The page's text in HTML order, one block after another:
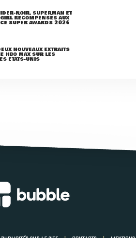
NOIR, SUPERMAN ET
RÉCOMPENSÉS AUX
SUPER AWARDS 2026
NOUVEAUX EXTRAITS
HBO MAX SUR LES
ETATS-UNIS